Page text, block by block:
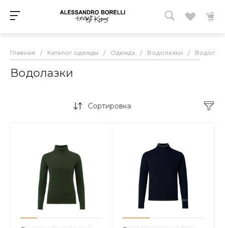
Главная / Каталог одежды / Одежда / Водолазки /
Водолазки
Сортировка